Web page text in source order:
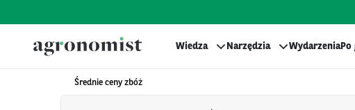
Wiedza Narzędzia WydarzeniaPo
Średnie ceny zbóż